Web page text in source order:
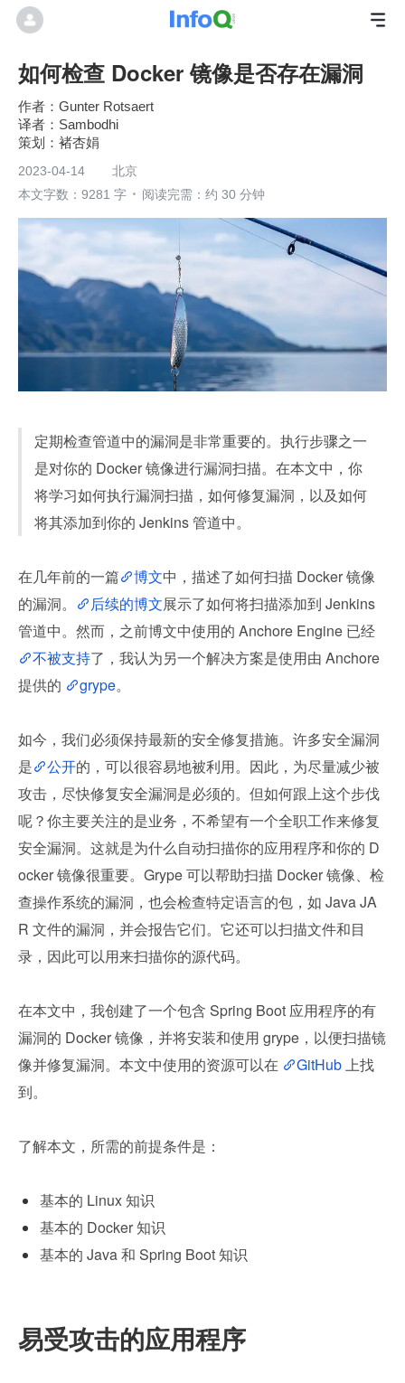
如何检查 Docker 镜像是否存在漏洞
Gunter Rotsaert
Sambodhi
褚杏娟
2023-04-14
北京
本文字数：9281 字
阅读完需：约 30 分钟
定期检查管道中的漏洞是非常重要的。执行步骤之一
是对你的 Docker 镜像进行漏洞扫描。在本文中，你
将学习如何执行漏洞扫描，如何修复漏洞，以及如何
将其添加到你的 Jenkins 管道中。
在几年前的一篇 博文中，描述了如何扫描 Docker 镜像
的漏洞。
后续的博文展示了如何将扫描添加到 Jenkins
管道中。然而，之前博文中使用的 Anchore Engine 已经
不被支持了，我认为另一个解决方案是使用由 Anchore
提供的
grype。
如今，我们必须保持最新的安全修复措施。许多安全漏洞
是
公开的，可以很容易地被利用。因此，为尽量减少被
攻击，尽快修复安全漏洞是必须的。但如何跟上这个步伐
呢？你主要关注的是业务，不希望有一个全职工作来修复
安全漏洞。这就是为什么自动扫描你的应用程序和你的 D
ocker 镜像很重要。Grype 可以帮助扫描 Docker 镜像、检
查操作系统的漏洞，也会检查特定语言的包，如 Java JA
R 文件的漏洞，并会报告它们。它还可以扫描文件和目
录，因此可以用来扫描你的源代码。
在本文中，我创建了一个包含 Spring Boot 应用程序的有
漏洞的 Docker 镜像，并将安装和使用 grype，以便扫描镜
像并修复漏洞。本文中使用的资源可以在
GitHub 上找
到。
了解本文，所需的前提条件是：
基本的 Linux 知识
基本的 Docker 知识
基本的 Java 和 Spring Boot 知识
易受攻击的应用程序